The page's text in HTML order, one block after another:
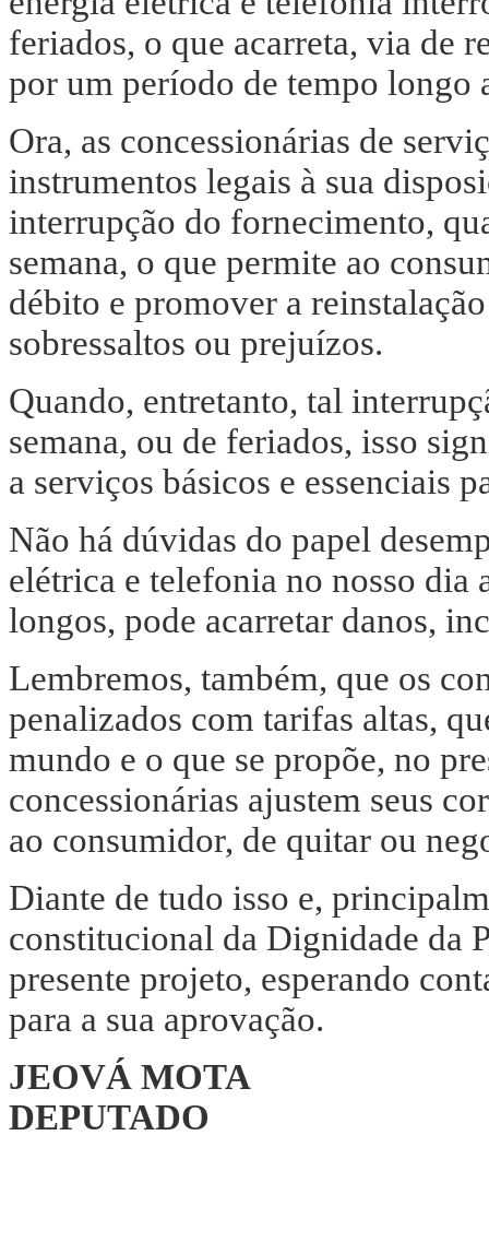
feriados, o que acarreta, via de
por um período de tempo longo
Ora, as concessionárias de
instrumentos legais à sua
interrupção do fornecimento,
semana, o que permite ao
débito e promover a
sobressaltos ou prejuízos.
Quando, entretanto, tal
semana, ou de feriados, isso
a serviços básicos e essenciais
Não há dúvidas do papel
elétrica e telefonia no nosso dia
longos, pode acarretar danos,
Lembremos, também, que os
penalizados com tarifas altas,
mundo e o que se propõe, no
concessionárias ajustem seus
ao consumidor, de quitar ou
Diante de tudo isso e,
constitucional da Dignidade da
presente projeto, esperando
para a sua aprovação.
JEOVÁ MOTA
DEPUTADO